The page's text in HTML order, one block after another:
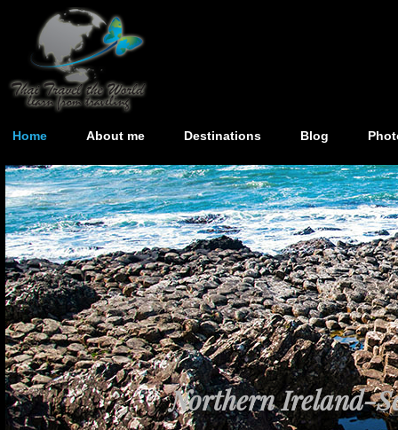
Home About me Destinations Blog
Northern Ireland-